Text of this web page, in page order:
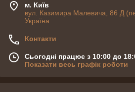
м. Київ
вул. Казимира Малевича, 86 Д
Україна
Контакти
Сьогодні працює з 10:00 до
Показати весь графік роботи